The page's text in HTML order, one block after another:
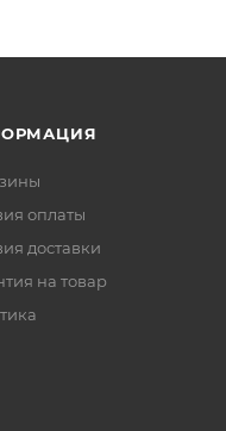
оплаты
доставки
на товар